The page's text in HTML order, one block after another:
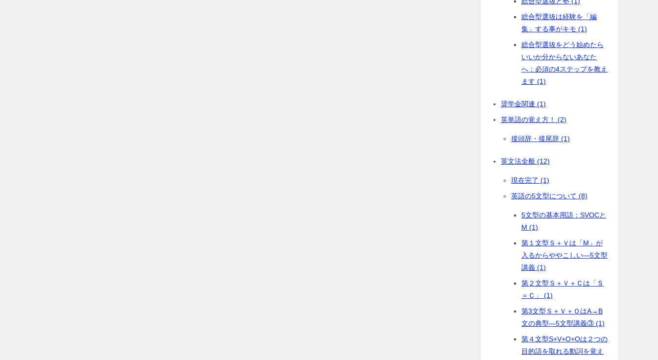
総合型選抜は経験を「編
集」する事がキモ (1)
総合型選抜をどう始めたら
いいか分からないあなた
へ：必須の4ステップを教え
ます (1)
奨学金関連 (1)
英単語の覚え方！ (2)
接頭辞・接尾辞 (1)
英文法全般 (12)
現在完了 (1)
英語の5文型について (8)
5文型の基本用語：SVOCと
M (1)
第１文型Ｓ＋Ｖは「M」が
入るからややこしい―5文型
講義 (1)
第２文型Ｓ＋Ｖ＋Ｃは「Ｓ
＝Ｃ」 (1)
第3文型Ｓ＋Ｖ＋ＯはA→B
文の典型―5文型講義③ (1)
第４文型S+V+O+Oは２つの
目的語を取れる動詞を覚え